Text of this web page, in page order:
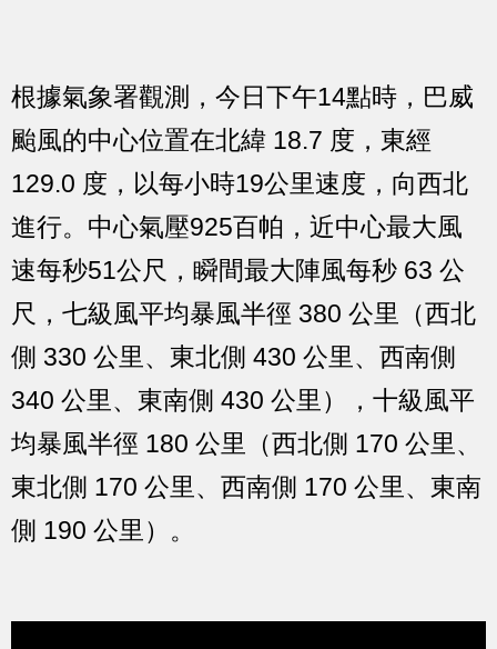
根據氣象署觀測，今日下午14點時，巴威
颱風的中心位置在北緯 18.7 度，東經
129.0 度，以每小時19公里速度，向西北
進行。中心氣壓925百帕，近中心最大風
速每秒51公尺，瞬間最大陣風每秒 63 公
尺，七級風平均暴風半徑 380 公里（西北
側 330 公里、東北側 430 公里、西南側
340 公里、東南側 430 公里），十級風平
均暴風半徑 180 公里（西北側 170 公里、
東北側 170 公里、西南側 170 公里、東南
側 190 公里）。